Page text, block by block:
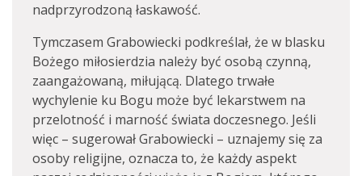
nadprzyrodzoną łaskawość.
Tymczasem Grabowiecki podkreślał, że w blasku
Bożego miłosierdzia należy być osobą czynną,
zaangażowaną, miłującą. Dlatego trwałe
wychylenie ku Bogu może być lekarstwem na
przelotność i marność świata doczesnego. Jeśli
więc – sugerował Grabowiecki – uznajemy się za
osoby religijne, oznacza to, że każdy aspekt